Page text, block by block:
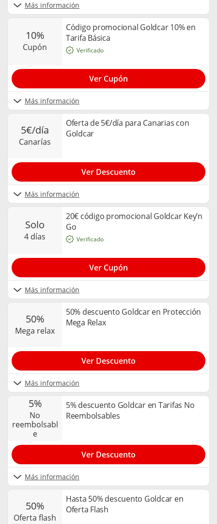
Más información
10%
cupón
Código promocional Goldcar 10% en
Tarifa Básica
Más información
Verificado
Ver Cupón
5€/día
canarías
Oferta de 5€/día para Canarias con
Goldcar
Más información
Ver Descuento
solo
4 días
20€ código promocional Goldcar Key’n
Go
Más información
Verificado
Ver Cupón
50%
mega relax
50% descuento Goldcar en Protección
Mega Relax
Más información
Ver Descuento
5%
no
reembolsabl
e
5% descuento Goldcar en Tarifas No
Reembolsables
Más información
Ver Descuento
50%
oferta flash
Hasta 50% descuento Goldcar en
Oferta Flash